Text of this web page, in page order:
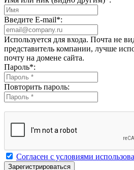
Введите E-mail*:
Используется для входа. Почта не
представитель компании, лучше
почту на домене сайта.
Пароль*:
Повторить пароль:
Согласен с условиями